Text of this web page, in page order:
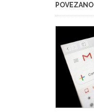
POVEZANO